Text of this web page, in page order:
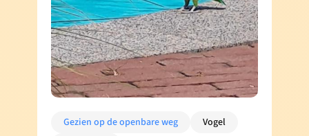
Gezien op de openbare weg
Vogel